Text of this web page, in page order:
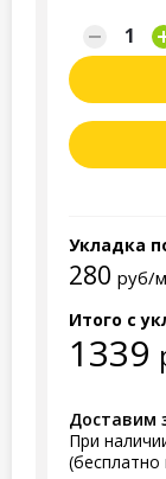
Укладка
280 руб/м
Итого с
1339
Доставим
При
(бесплатно